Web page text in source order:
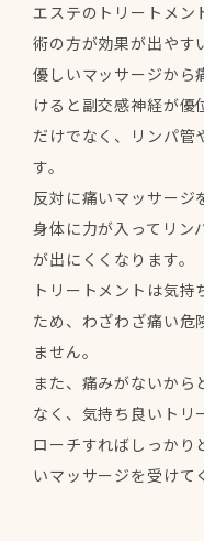
エステのトリートメン
術の方が効果が出やす
優しいマッサージから
けると副交感神経が優
だけでなく、リンパ管
す。
反対に痛いマッサージ
身体に力が入ってリン
が出にくくなります。
トリートメントは気
ため、わざわざ痛い危
ません。
また、痛みがないから
なく、気持ち良いトリ
ローチすればしっかり
いマッサージを受けて